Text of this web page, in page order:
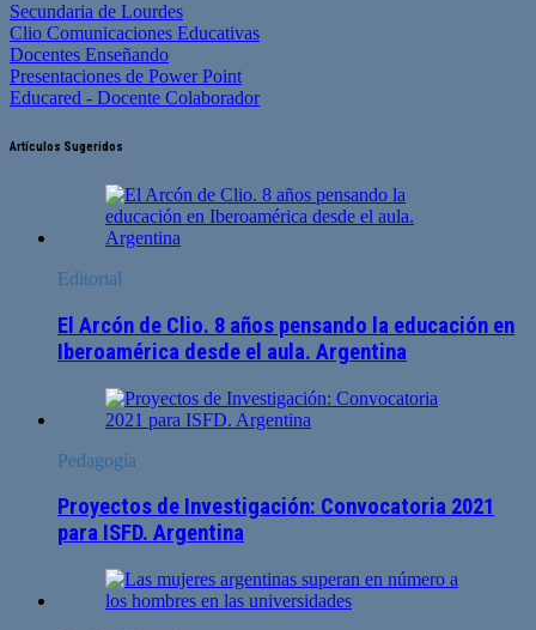
Secundaria de Lourdes
Clio Comunicaciones Educativas
Docentes Enseñando
Presentaciones de Power Point
Educared - Docente Colaborador
Artículos Sugeridos
Editorial
El Arcón de Clio. 8 años pensando la educación en
Iberoamérica desde el aula. Argentina
Pedagogía
Proyectos de Investigación: Convocatoria 2021
para ISFD. Argentina